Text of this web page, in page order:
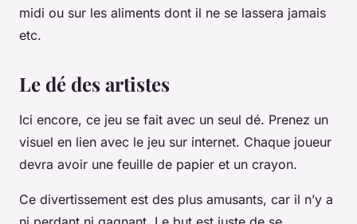
midi ou sur les aliments dont il ne se lassera jamais
etc.
Le dé des artistes
Ici encore, ce jeu se fait avec un seul dé. Prenez un
visuel en lien avec le jeu sur internet. Chaque joueur
devra avoir une feuille de papier et un crayon.
Ce divertissement est des plus amusants, car il n’y a